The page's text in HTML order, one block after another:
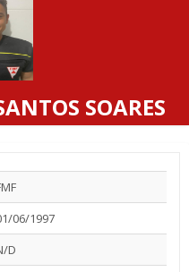
SOARES
06/1997
D